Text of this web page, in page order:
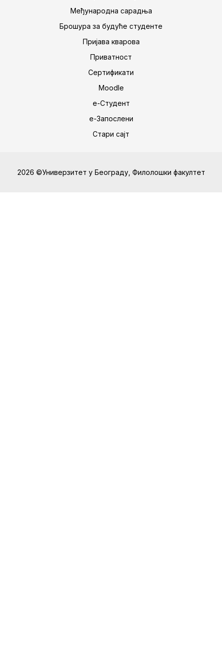
Међународна сарадња
Брошура за будуће студенте
Пријава кварова
Приватност
Сертификати
Moodle
е-Студент
е-Запослени
Стари сајт
2026 ©Универзитет у Београду, Филолошки факултет